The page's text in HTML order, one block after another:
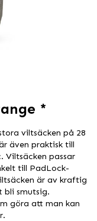
*
viltsäcken på 28
även praktisk till
Viltsäcken passar
till PadLock-
är av kraftig
bli smutsig.
göra att man kan